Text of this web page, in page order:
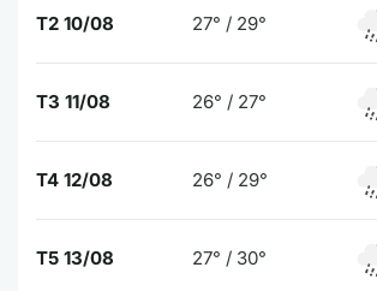
T2 10/08 27° / 29°
T3 11/08 26° / 27°
T4 12/08 26° / 29°
T5 13/08 27° / 30°